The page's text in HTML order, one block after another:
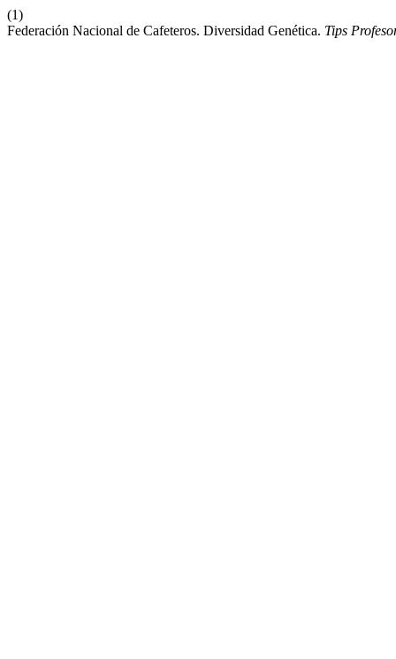
(1)
Federación Nacional de Cafeteros. Diversidad Genética. Tips